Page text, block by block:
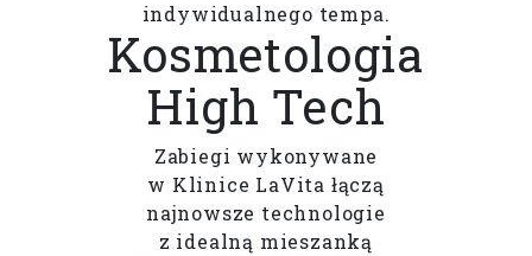
indywidualnego tempa.
Kosmetologia
High Tech
Zabiegi wykonywane
w Klinice LaVita łączą
najnowsze technologie
z idealną mieszanką